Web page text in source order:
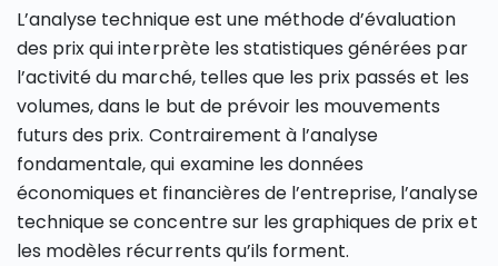
L’analyse technique est une méthode d’évaluation
des prix qui interprète les statistiques générées par
l’activité du marché, telles que les prix passés et les
volumes, dans le but de prévoir les mouvements
futurs des prix. Contrairement à l’analyse
fondamentale, qui examine les données
économiques et financières de l’entreprise, l’analyse
technique se concentre sur les graphiques de prix et
les modèles récurrents qu’ils forment.